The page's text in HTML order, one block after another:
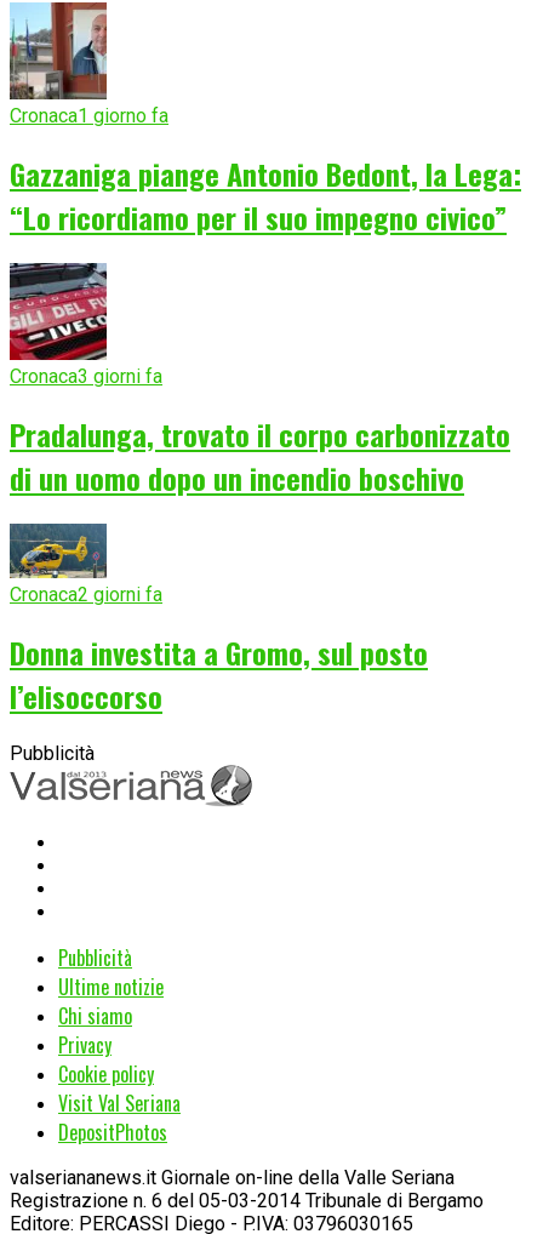
Cronaca1 giorno fa
Gazzaniga piange Antonio Bedont, la Lega:
“Lo ricordiamo per il suo impegno civico”
Cronaca3 giorni fa
Pradalunga, trovato il corpo carbonizzato
di un uomo dopo un incendio boschivo
Cronaca2 giorni fa
Donna investita a Gromo, sul posto
l’elisoccorso
Pubblicità
Pubblicità
Ultime notizie
Chi siamo
Privacy
Cookie policy
Visit Val Seriana
DepositPhotos
valseriananews.it Giornale on-line della Valle Seriana
Registrazione n. 6 del 05-03-2014 Tribunale di Bergamo
Editore: PERCASSI Diego - P.IVA: 03796030165